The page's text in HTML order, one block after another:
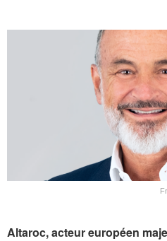
Altaroc, acteur européen